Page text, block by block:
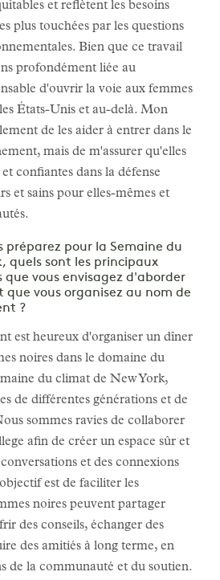
et reflètent les besoins
plus touchées par les questions
Bien que ce travail
profondément liée au
d'ouvrir la voie aux femmes
États-Unis et au-delà. Mon
de les aider à entrer dans le
mais de m'assurer qu'elles
confiantes dans la défense
et sains pour elles-mêmes et
préparez pour la Semaine du
quels sont les principaux
que vous envisagez d'aborder
que vous organisez au nom de
?
est heureux d'organiser un dîner
noires dans le domaine du
du climat de New York,
de différentes générations et de
sommes ravies de collaborer
afin de créer un espace sûr et
et des connexions
est de faciliter les
noires peuvent partager
des conseils, échanger des
des amitiés à long terme, en
de la communauté et du soutien.